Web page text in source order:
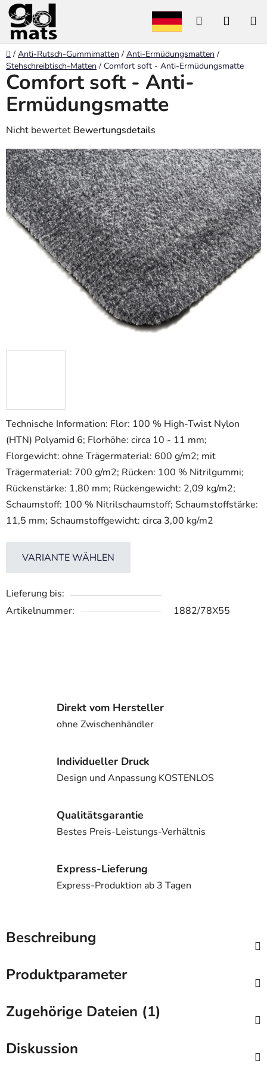
Zum
Inhalt
springen
Suchen
Startseite
/ Anti-Rutsch-Gummimatten / Anti-Ermüdungsmatten /
Stehschreibtisch-Matten / Comfort soft - Anti-Ermüdungsmatte
Technische Information: Flor: 100 % High-Twist Nylon
(HTN) Polyamid 6; Florhöhe: circa 10 - 11 mm;
Florgewicht: ohne Trägermaterial: 600 g/m2; mit
Trägermaterial: 700 g/m2; Rücken: 100 % Nitrilgummi;
Rückenstärke: 1,80 mm; Rückengewicht: 2,09 kg/m2;
Schaumstoff: 100 % Nitrilschaumstoff; Schaumstoffstärke:
11,5 mm; Schaumstoffgewicht: circa 3,00 kg/m2
VARIANTE WÄHLEN
Lieferung bis:
Artikelnummer:
1882/78X55
Comfort soft - Anti-
Ermüdungsmatte
Die
durchschnittliche
Produktbewertung
ist
0,0
von
Sternen.
Nicht bewertet Bewertungsdetails
Direkt vom Hersteller
ohne Zwischenhändler
Individueller Druck
Design und Anpassung KOSTENLOS
Qualitätsgarantie
Bestes Preis-Leistungs-Verhältnis
Express-Lieferung
Express-Produktion ab 3 Tagen
Beschreibung
Produktparameter
Zugehörige Dateien (1)
Diskussion